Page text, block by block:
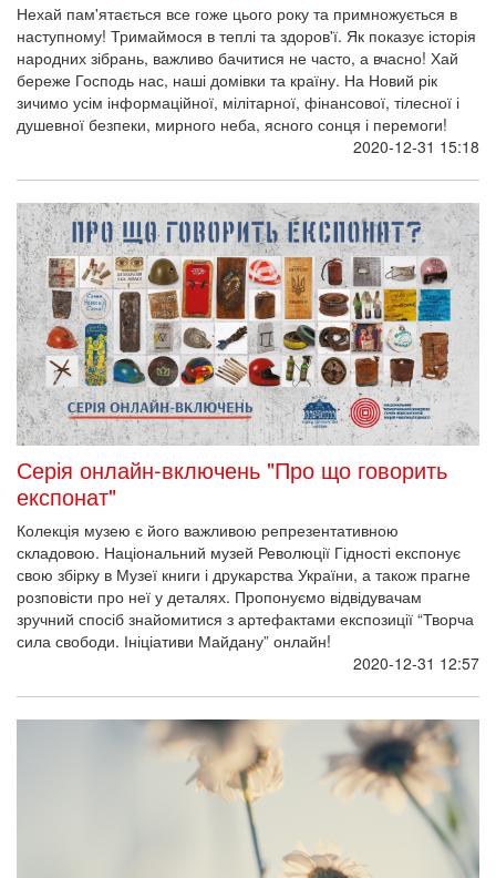
Нехай пам'ятається все гоже цього року та примножується в
наступному! Тримаймося в теплі та здоров'ї. Як показує історія
народних зібрань, важливо бачитися не часто, а вчасно! Хай
береже Господь нас, наші домівки та країну. На Новий рік
зичимо усім інформаційної, мілітарної, фінансової, тілесної і
душевної безпеки, мирного неба, ясного сонця і перемоги!
2020-12-31 15:18
Серія онлайн-включень "Про що говорить
експонат"
Колекція музею є його важливою репрезентативною
складовою. Національний музей Революції Гідності експонує
свою збірку в Музеї книги і друкарства України, а також прагне
розповісти про неї у деталях. Пропонуємо відвідувачам
зручний спосіб знайомитися з артефактами експозиції “Творча
сила свободи. Ініціативи Майдану” онлайн!
2020-12-31 12:57